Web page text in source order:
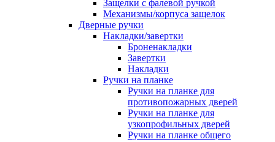
Защелки с фалевой ручкой
Механизмы/корпуса защелок
Дверные ручки
Накладки/завертки
Броненакладки
Завертки
Накладки
Ручки на планке
Ручки на планке для
противопожарных дверей
Ручки на планке для
узкопрофильных дверей
Ручки на планке общего